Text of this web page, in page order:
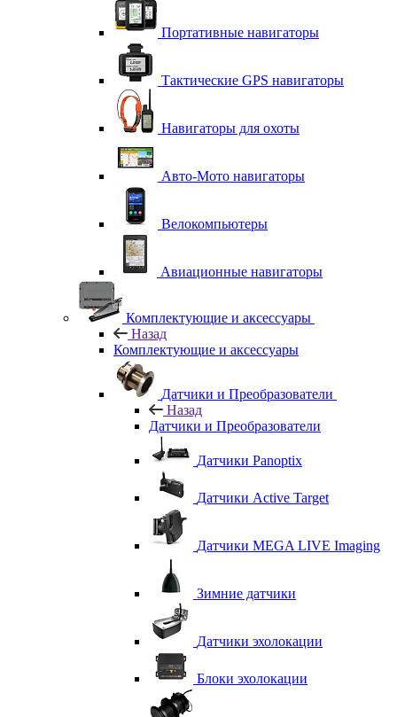
Портативные навигаторы
Тактические GPS навигаторы
Навигаторы для охоты
Авто-Мото навигаторы
Велокомпьютеры
Авиационные навигаторы
Комплектующие и аксессуары
Назад
Комплектующие и аксессуары
Датчики и Преобразователи
Назад
Датчики и Преобразователи
Датчики Panoptix
Датчики Active Target
Датчики MEGA LIVE Imaging
Зимние датчики
Датчики эхолокации
Блоки эхолокации